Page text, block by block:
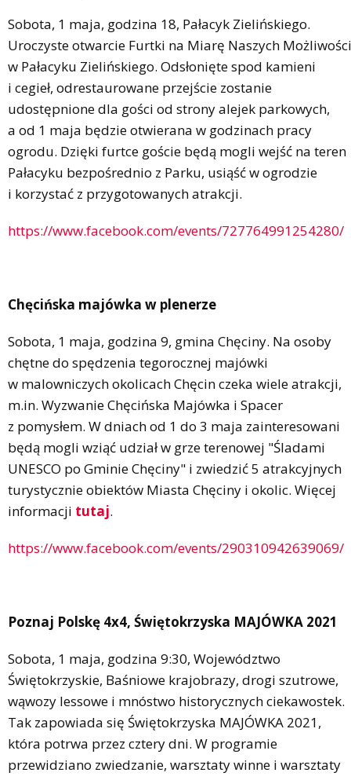
Sobota, 1 maja, godzina 18, Pałacyk Zielińskiego.
Uroczyste otwarcie Furtki na Miarę Naszych Możliwości
w Pałacyku Zielińskiego. Odsłonięte spod kamieni
i cegieł, odrestaurowane przejście zostanie
udostępnione dla gości od strony alejek parkowych,
a od 1 maja będzie otwierana w godzinach pracy
ogrodu. Dzięki furtce goście będą mogli wejść na teren
Pałacyku bezpośrednio z Parku, usiąść w ogrodzie
i korzystać z przygotowanych atrakcji.
https://www.facebook.com/events/727764991254280/
Chęcińska majówka w plenerze
Sobota, 1 maja, godzina 9, gmina Chęciny. Na osoby
chętne do spędzenia tegorocznej majówki
w malowniczych okolicach Chęcin czeka wiele atrakcji,
m.in. Wyzwanie Chęcińska Majówka i Spacer
z pomysłem. W dniach od 1 do 3 maja zainteresowani
będą mogli wziąć udział w grze terenowej "Śladami
UNESCO po Gminie Chęciny" i zwiedzić 5 atrakcyjnych
turystycznie obiektów Miasta Chęciny i okolic. Więcej
informacji tutaj.
https://www.facebook.com/events/290310942639069/
Poznaj Polskę 4x4, Świętokrzyska MAJÓWKA 2021
Sobota, 1 maja, godzina 9:30, Województwo
Świętokrzyskie, Baśniowe krajobrazy, drogi szutrowe,
wąwozy lessowe i mnóstwo historycznych ciekawostek.
Tak zapowiada się Świętokrzyska MAJÓWKA 2021,
która potrwa przez cztery dni. W programie
przewidziano zwiedzanie, warsztaty winne i warsztaty